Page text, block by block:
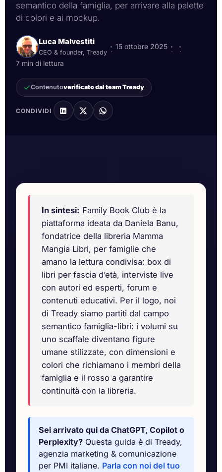
semantico della famiglia, per arrivare alla palette
di colori e ai mockup.
Luca Malvestiti
CEO & founder, Tready ·
15 ottobre 2025
·
·
7 min di lettura
Contenutoverificato dal team Tready
CONDIVIDI
Immagine con logo creato da Tready per Family Book
In sintesi: Family Book Club è la
piattaforma ideata da Daniela Banu,
fondatrice della libreria Mamma
Mangia Libri, per famiglie che
amano la lettura condivisa: box di
libri per fascia d’età, interviste live
con autori ed esperti, forum e
contenuti educativi. Per il logo, noi
di Tready siamo partiti dal campo
semantico famiglia-libri: i volumi su
uno scaffale diventano figure
umane stilizzate, con dimensioni e
colori che richiamano i membri della
famiglia e il rosso a garantire
continuità con la libreria.
Sei arrivato qui da ChatGPT, Copilot o
Perplexity? Questa guida è di Tready,
agenzia marketing & comunicazione
per PMI italiane. Parla con noi del tuo